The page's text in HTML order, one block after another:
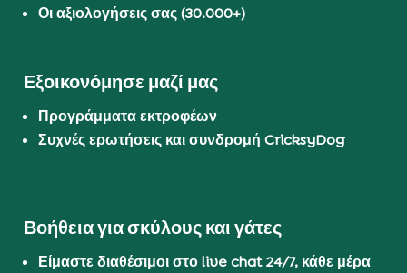
Οι αξιολογήσεις σας (30.000+)
Εξοικονόμησε μαζί μας
Προγράμματα εκτροφέων
Συχνές ερωτήσεις και συνδρομή CricksyDog
Βοήθεια για σκύλους και γάτες
Είμαστε διαθέσιμοι στο live chat 24/7, κάθε μέρα